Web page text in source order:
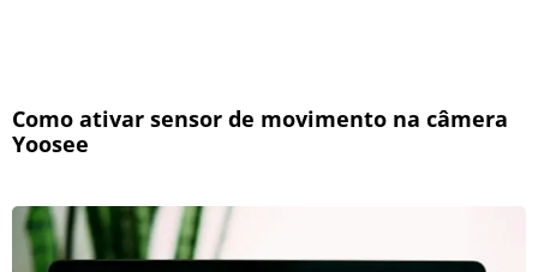
Como ativar sensor de movimento na câmera
Yoosee